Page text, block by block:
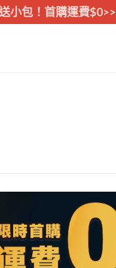
小包！首購運費$0>>